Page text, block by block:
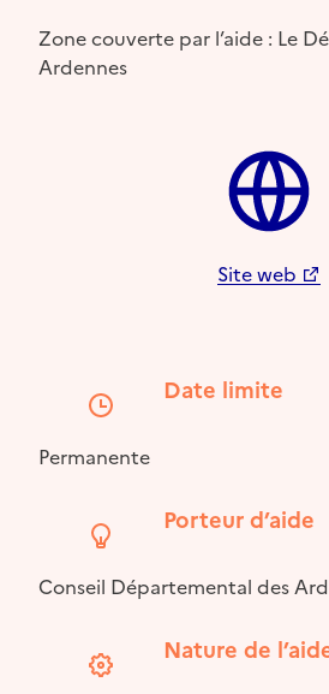
Zone couverte par l’aide : Le
Ardennes
Site web
Date limite
Permanente
Porteur d’aide
Conseil Départemental des
Nature de